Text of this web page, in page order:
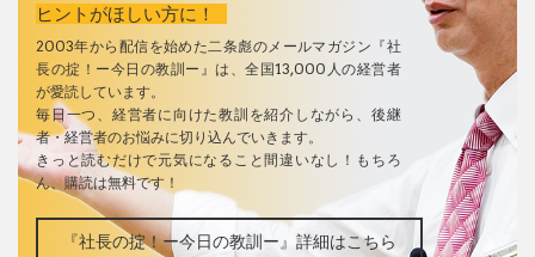
ヒントがほしい方に！
2003年から配信を始めた二条彪のメールマガジン『社
長の掟！ー今日の教訓ー』は、全国13,000人の経営者
が愛読しています。
毎日一つ、経営者に向けた教訓を紹介しながら、後継
者・経営者のお悩みに切り込んでいきます。
きっと読むだけで元気になること間違いなし！もちろ
ん、購読は無料です！
『社長の掟！ー今日の教訓ー』詳細はこちら